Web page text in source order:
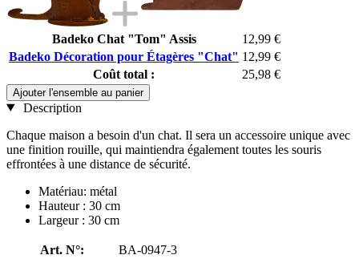
Badeko Chat "Tom" Assis
12,99 €
Badeko Décoration pour Étagères "Chat" 12,99 €
Coût total :
25,98 €
Ajouter l'ensemble au panier
Description
Chaque maison a besoin d'un chat. Il sera un accessoire unique avec
une finition rouille, qui maintiendra également toutes les souris
effrontées à une distance de sécurité.
Matériau: métal
Hauteur : 30 cm
Largeur : 30 cm
Art. N°:
BA-0947-3